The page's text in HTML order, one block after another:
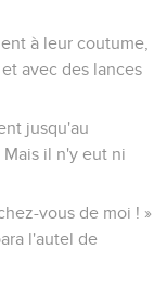
à leur coutume,
avec des lances
jusqu'au
il n'y eut ni
vous de moi ! »
l'autel de